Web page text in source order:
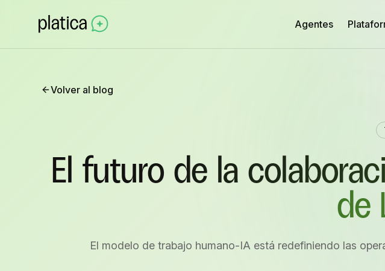
Agentes
Volver al blog
El futuro de la
de
El modelo de trabajo humano-IA está redefiniendo las